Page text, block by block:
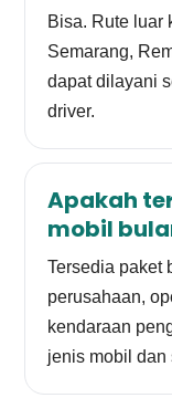
Bisa. Rute luar
Semarang,
dapat dilayani
driver.
Apakah
mobil
Tersedia paket
perusahaan,
kendaraan
jenis mobil dan